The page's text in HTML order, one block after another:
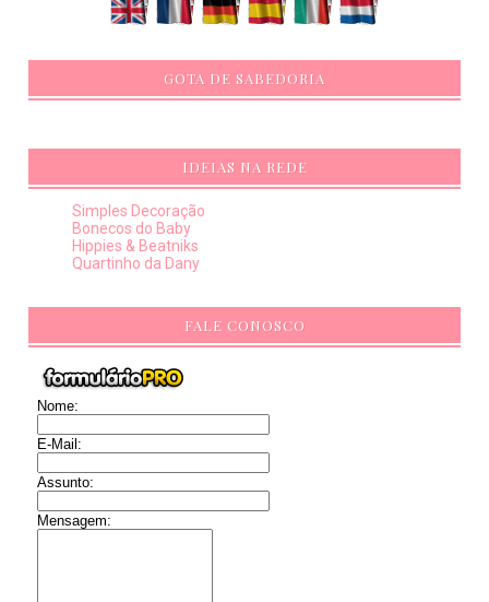
GOTA DE SABEDORIA
IDEIAS NA REDE
Simples Decoração
Bonecos do Baby
Hippies & Beatniks
Quartinho da Dany
FALE CONOSCO
Nome:
E-Mail:
Assunto:
Mensagem: